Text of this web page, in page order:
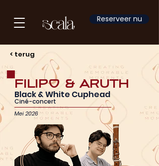
Reserveer nu
< terug
Filipo & Aruth
Black & White Cuphead
Ciné-concert
Mei 2026